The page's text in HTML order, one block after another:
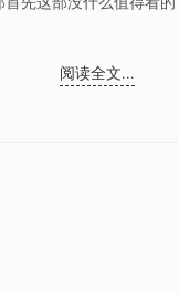
阅读全文...